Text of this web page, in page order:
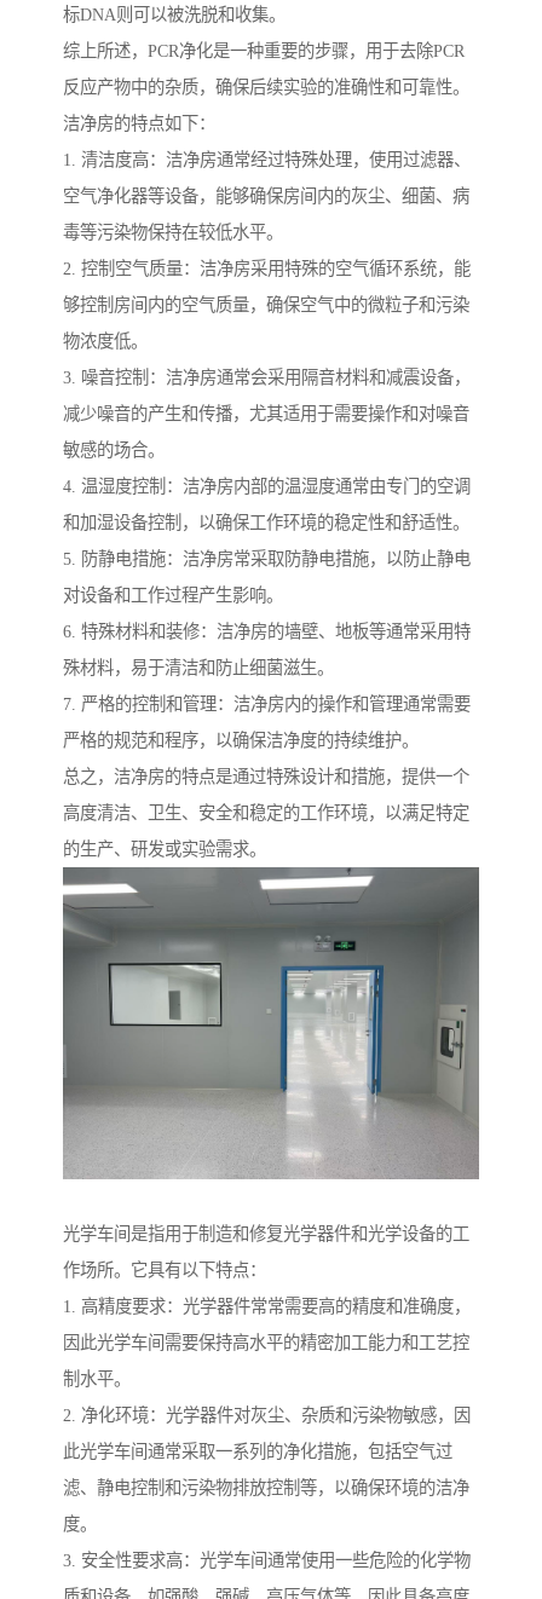
标DNA则可以被洗脱和收集。
综上所述，PCR净化是一种重要的步骤，用于去除PCR
反应产物中的杂质，确保后续实验的准确性和可靠性。
洁净房的特点如下：
1. 清洁度高：洁净房通常经过特殊处理，使用过滤器、
空气净化器等设备，能够确保房间内的灰尘、细菌、病
毒等污染物保持在较低水平。
2. 控制空气质量：洁净房采用特殊的空气循环系统，能
够控制房间内的空气质量，确保空气中的微粒子和污染
物浓度低。
3. 噪音控制：洁净房通常会采用隔音材料和减震设备，
减少噪音的产生和传播，尤其适用于需要操作和对噪音
敏感的场合。
4. 温湿度控制：洁净房内部的温湿度通常由专门的空调
和加湿设备控制，以确保工作环境的稳定性和舒适性。
5. 防静电措施：洁净房常采取防静电措施，以防止静电
对设备和工作过程产生影响。
6. 特殊材料和装修：洁净房的墙壁、地板等通常采用特
殊材料，易于清洁和防止细菌滋生。
7. 严格的控制和管理：洁净房内的操作和管理通常需要
严格的规范和程序，以确保洁净度的持续维护。
总之，洁净房的特点是通过特殊设计和措施，提供一个
高度清洁、卫生、安全和稳定的工作环境，以满足特定
的生产、研发或实验需求。
光学车间是指用于制造和修复光学器件和光学设备的工
作场所。它具有以下特点：
1. 高精度要求：光学器件常常需要高的精度和准确度，
因此光学车间需要保持高水平的精密加工能力和工艺控
制水平。
2. 净化环境：光学器件对灰尘、杂质和污染物敏感，因
此光学车间通常采取一系列的净化措施，包括空气过
滤、静电控制和污染物排放控制等，以确保环境的洁净
度。
3. 安全性要求高：光学车间通常使用一些危险的化学物